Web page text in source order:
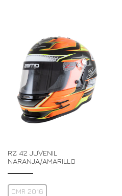
RZ 42 JUVENIL
NARANJA/AMARILLO
CMR 2016